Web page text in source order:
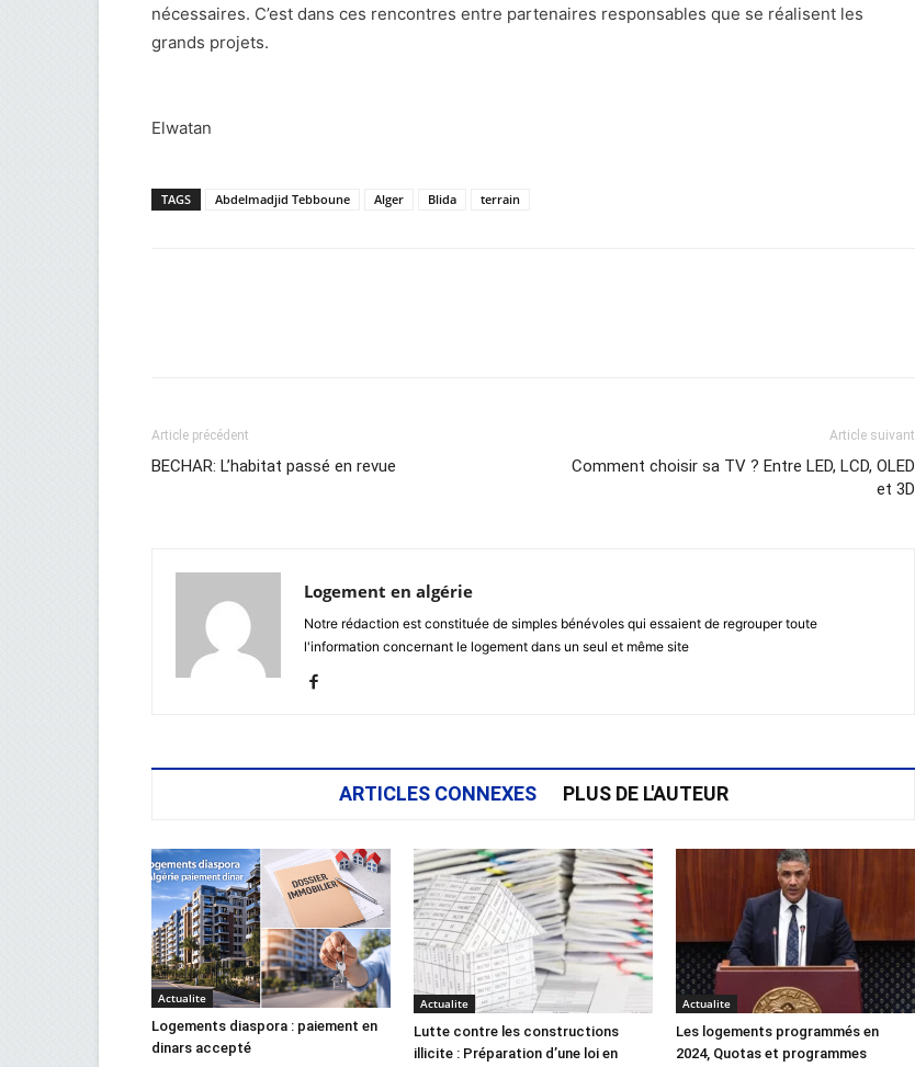
nécessaires. C’est dans ces rencontres entre partenaires responsables que se réalisent les
grands projets.
Elwatan
TAGS Abdelmadjid Tebboune Alger Blida terrain
Article précédent
BECHAR: L’habitat passé en revue
Article suivant
Comment choisir sa TV ? Entre LED, LCD, OLED
et 3D
Logement en algérie
Notre rédaction est constituée de simples bénévoles qui essaient de regrouper toute
l'information concernant le logement dans un seul et même site
ARTICLES CONNEXES PLUS DE L'AUTEUR
Actualite
Logements diaspora : paiement en
dinars accepté
Actualite
Lutte contre les constructions
illicite : Préparation d’une loi en
Actualite
Les logements programmés en
2024, Quotas et programmes